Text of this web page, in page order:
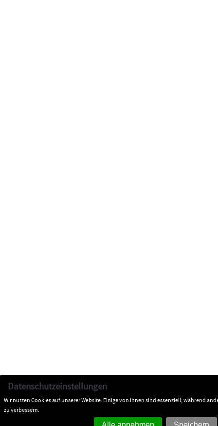
Datenschutzeinstellungen
Wir nutzen Cookies auf unserer Website. Einige von ihnen sind essenziell, während
zu verbessern.